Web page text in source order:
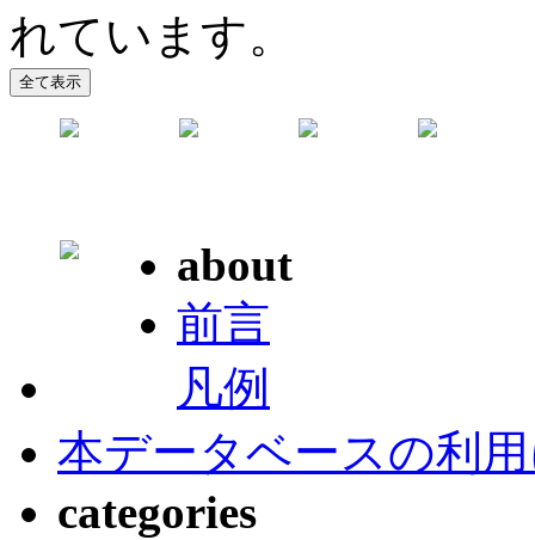
れています。
about
前言
凡例
本データベースの利
categories